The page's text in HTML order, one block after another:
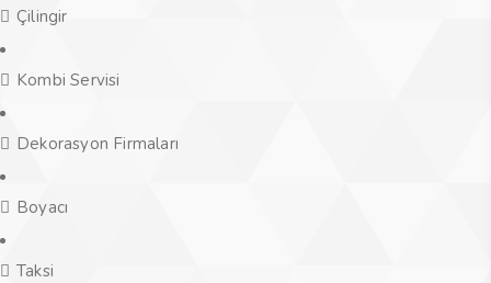
Çilingir
Kombi Servisi
Dekorasyon Firmaları
Boyacı
Taksi